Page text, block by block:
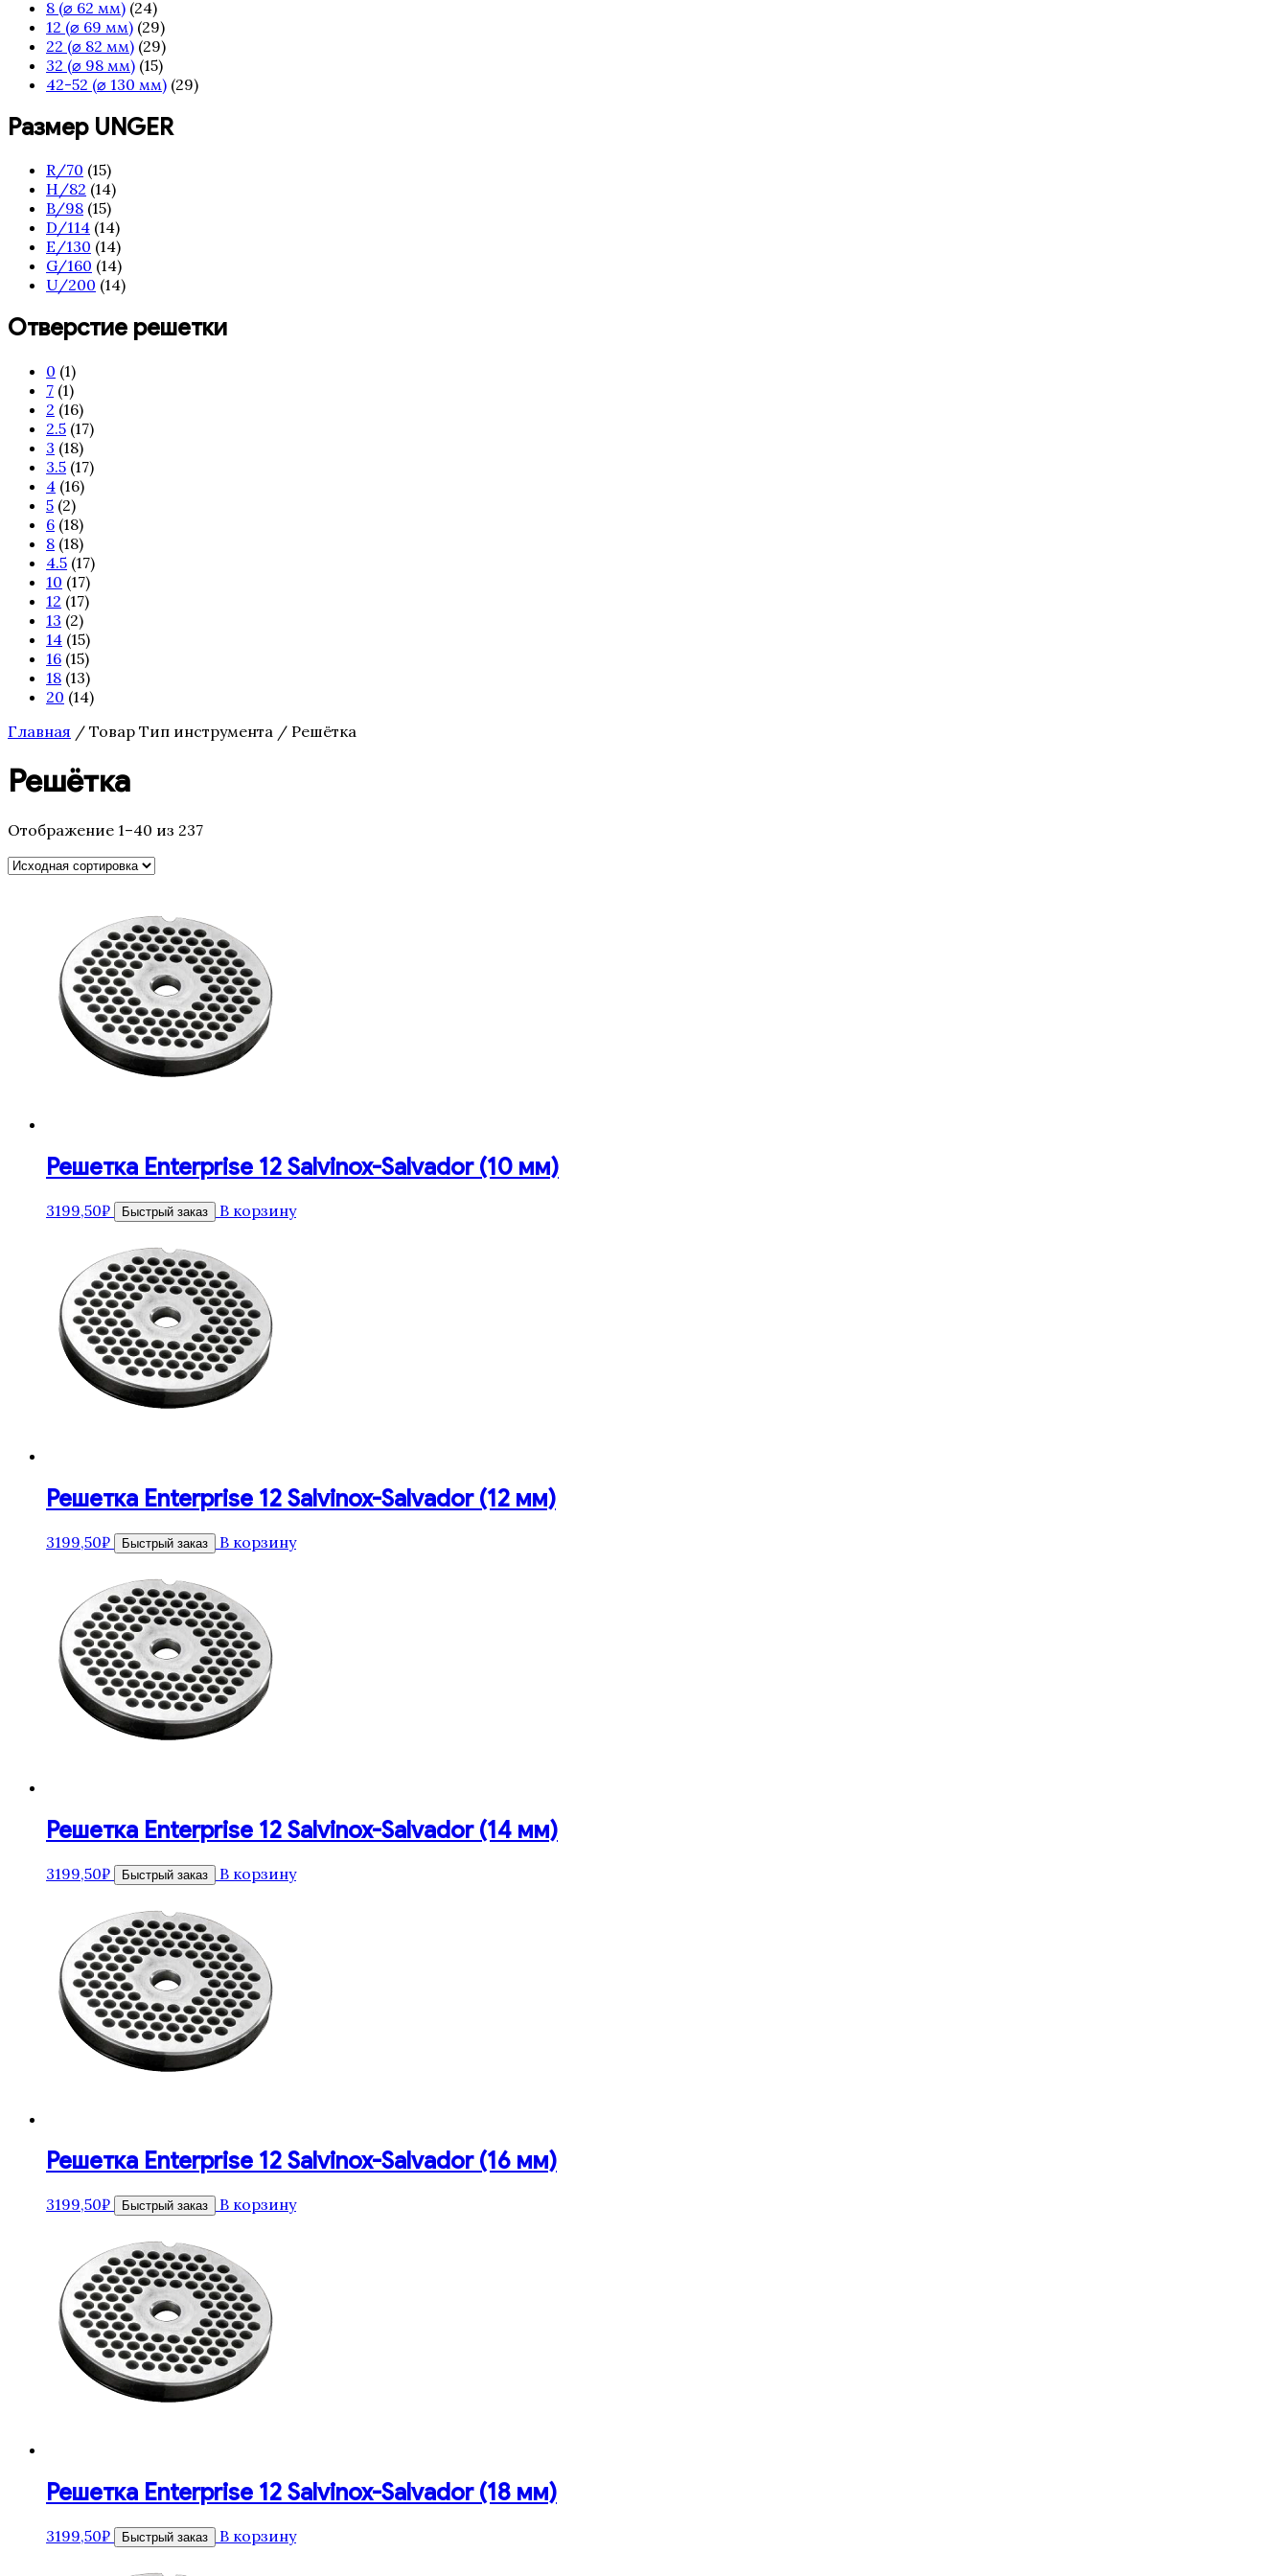
8 (⌀ 62 мм) (24)
12 (⌀ 69 мм) (29)
22 (⌀ 82 мм) (29)
32 (⌀ 98 мм) (15)
42-52 (⌀ 130 мм) (29)
Размер UNGER
R/70 (15)
H/82 (14)
B/98 (15)
D/114 (14)
E/130 (14)
G/160 (14)
U/200 (14)
Отверстие решетки
0 (1)
7 (1)
2 (16)
2.5 (17)
3 (18)
3.5 (17)
4 (16)
5 (2)
6 (18)
8 (18)
4.5 (17)
10 (17)
12 (17)
13 (2)
14 (15)
16 (15)
18 (13)
20 (14)
Главная / Товар Тип инструмента / Решётка
Решётка
Отображение 1–40 из 237
Решетка Enterprise 12 Salvinox-Salvador (10 мм)
3199,50₽ Быстрый заказ В корзину
Решетка Enterprise 12 Salvinox-Salvador (12 мм)
3199,50₽ Быстрый заказ В корзину
Решетка Enterprise 12 Salvinox-Salvador (14 мм)
3199,50₽ Быстрый заказ В корзину
Решетка Enterprise 12 Salvinox-Salvador (16 мм)
3199,50₽ Быстрый заказ В корзину
Решетка Enterprise 12 Salvinox-Salvador (18 мм)
3199,50₽ Быстрый заказ В корзину